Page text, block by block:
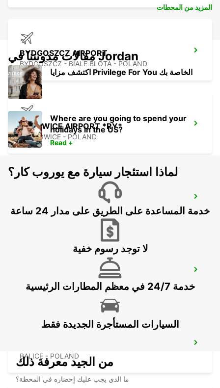
BYDGOSZCZ AIRPORT
BYDGOSZCZ - BIALE BLOTA - POLAND
KATOWICE AIRPORT *RY*
OZAROWICE - POLAND
JASIONKA - POLAND
KRAKOW DOWNTOWN
KRAKOW - POLAND
BALICE - POLAND
المزيد من المحطات
مقالات مدونتنا في Jordan
اكتشف مزايا Privilege For You الخاصة بك
Where are you going to spend your
holidays in the US?
Read +
لماذا استئجار سيارة مع يوروب كار؟
خدمة المساعدة على الطريق على مدار 24 ساعة
لا توجد رسوم خفية
خدمة 24/7 في معظم المطارات الرئيسية
السيارات المستأجرة الجديدة فقط
من الجيد معرفة ذلك
ما الذي يجب عليك إحضاره في المحطة؟